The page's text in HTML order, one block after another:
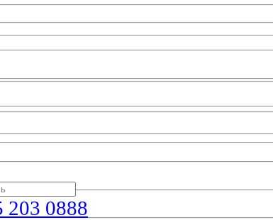
203 0888